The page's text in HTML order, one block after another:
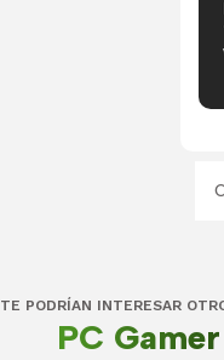
TE PODRÍAN INTERESAR
PC